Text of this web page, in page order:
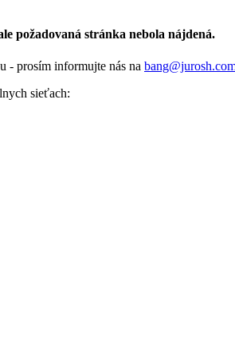
požadovaná stránka nebola nájdená.
- prosím informujte nás na
sieťach: